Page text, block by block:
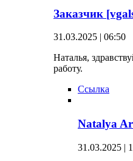
Заказчик
31.03.2025 | 06:50
Наталья,
работу.
Ссылка
Natalya
31.03.2025 |